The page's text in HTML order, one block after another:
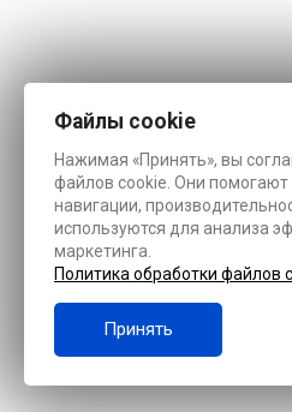
Файлы cookie
Нажимая «Принять», вы
файлов cookie. Они помогают
навигации,
используются для анализа
маркетинга.
Политика обработки файлов
Принять